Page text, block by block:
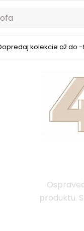
kolekcie až do -
produktu.